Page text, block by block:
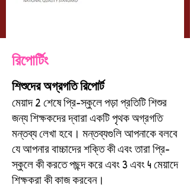
রিপোর্টিং
শিশুদের অগ্রগতি রিপোর্ট
মেয়াদ 2 শেষে প্রি-স্কুলে পড়া প্রতিটি শিশুর
জন্য শিক্ষকদের দ্বারা একটি পৃথক অগ্রগতি
মন্তব্য লেখা হবে। মন্তব্যগুলি আপনাকে বলবে
যে আপনার বাচ্চাদের শক্তি কী এবং তারা প্রি-
স্কুলে কী করতে পছন্দ করে এবং 3 এবং 4 মেয়াদে
শিক্ষকরা কী কাজ করবেন।